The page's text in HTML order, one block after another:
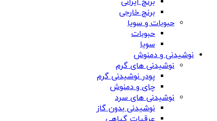
برنج خارجی
حبوبات و سویا
حبوبات
سویا
نوشیدنی و دمنوش
نوشیدنی های گرم
پودر نوشیدنی گرم
چای و دمنوش
نوشیدنی های سرد
نوشیدنی بدون گاز